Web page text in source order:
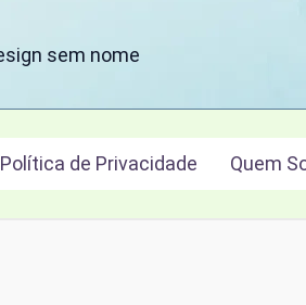
Política de Privacidade Quem